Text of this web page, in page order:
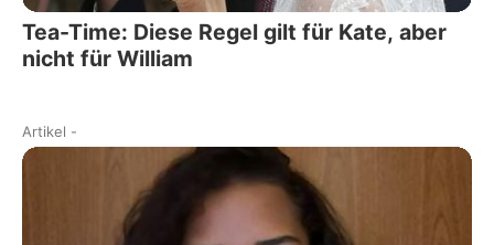
Tea-Time: Diese Regel gilt für Kate, aber
nicht für William
Artikel -